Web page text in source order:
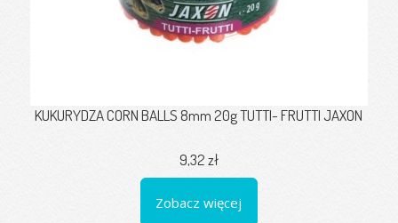
KUKURYDZA CORN BALLS 8mm 20g TUTTI- FRUTTI JAXON
9,32 zł
Zobacz więcej